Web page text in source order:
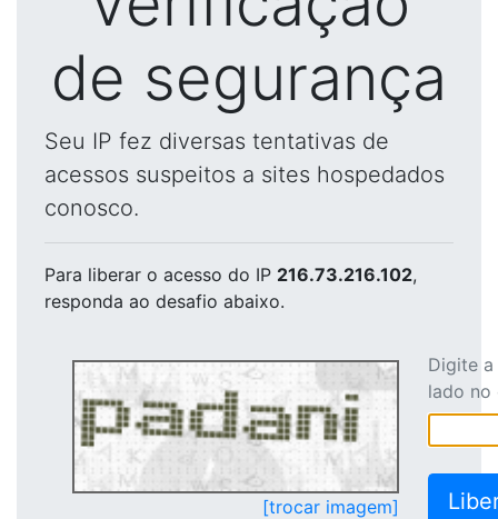
de segurança
Seu IP fez diversas tentativas de
acessos suspeitos a sites hospedados
conosco.
Para liberar o acesso do IP 216.73.216.102,
responda ao desafio abaixo.
[trocar imagem]
Digite
lado no